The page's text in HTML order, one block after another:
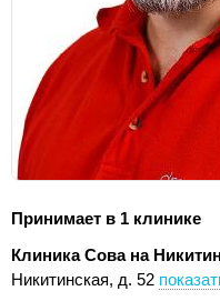
Принимает в 1 клинике
Клиника Сова на
Никитинская, д. 52